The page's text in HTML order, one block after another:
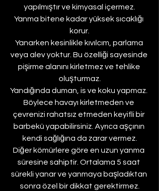
yapılmıştır ve kimyasal içermez.
Yanma bitene kadar yüksek sıcaklığı
korur.
Yanarken kesinlikle kıvılcım, parlama
veya alev yoktur. Bu özelliği sayesinde
pişirme alanını kirletmez ve tehlike
oluşturmaz.
Yandığında duman, is ve koku yapmaz.
Böylece havayı kirletmeden ve
çevrenizi rahatsız etmeden keyifli bir
barbekü yapabilirsiniz. Ayrıca aşçının
kendi sağlığına da zarar vermez.
Diğer kömürlere göre en uzun yanma
süresine sahiptir. Ortalama 5 saat
sürekli yanar ve yanmaya başladıktan
sonra özel bir dikkat gerektirmez.